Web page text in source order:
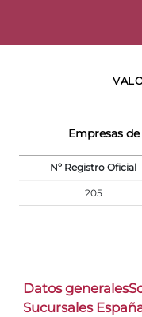
Empresas
Nº Registro Oficial
205
Datos generales
Sucursales